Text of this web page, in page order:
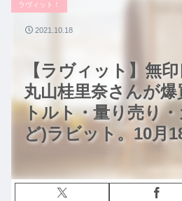
【ラヴィット】無
丸山桂里奈さんが
トルト・量り売り
ど)ラビット。10月
ラヴィット！
2021.10.18